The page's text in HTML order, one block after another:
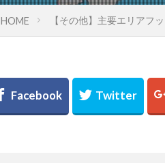
HOME 【その他】主要エリアフ